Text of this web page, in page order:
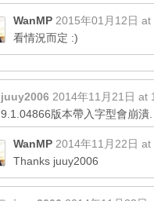
WanMP 2015年01月12日 at
看情況而定 :)
juuy2006 2014年11月21日 at
9.1.04866版本帶入字型會崩潰.
WanMP 2014年11月22日 at
Thanks juuy2006